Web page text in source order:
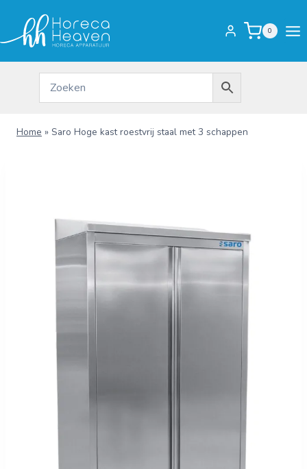
inhoud
0
Home » Saro Hoge kast roestvrij staal met 3 schappen